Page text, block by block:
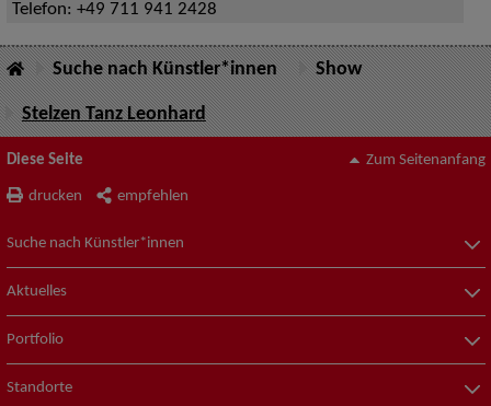
Telefon: +49 711 941 2428
Suche nach Künstler*innen Show
Stelzen Tanz Leonhard
Diese Seite
drucken empfehlen
Zum Seitenanfang
Suche nach Künstler*innen
Aktuelles
Portfolio
Standorte